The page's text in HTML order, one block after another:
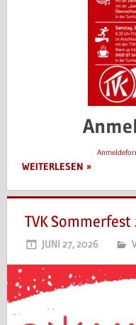
WEITERLESEN
TVK Sommerfest
JUNI 27, 2026